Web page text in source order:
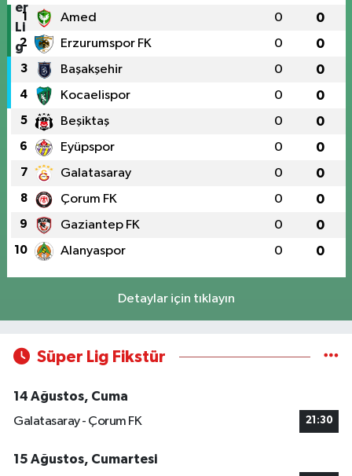
1 Amed 0 0
2 Erzurumspor FK 0 0
3 Başakşehir 0 0
4 Kocaelispor 0 0
5 Beşiktaş 0 0
6 Eyüpspor 0 0
7 Galatasaray 0 0
8 Çorum FK 0 0
9 Gaziantep FK 0 0
10 Alanyaspor 0 0
Detaylar için tıklayın
Süper Lig Fikstür
14 Ağustos, Cuma
Galatasaray - Çorum FK
21:30
15 Ağustos, Cumartesi